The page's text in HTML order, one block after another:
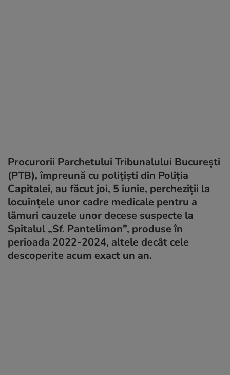
Procurorii Parchetului Tribunalului București
(PTB), împreună cu polițiști din Poliția
Capitalei, au făcut joi, 5 iunie, percheziții la
locuințele unor cadre medicale pentru a
lămuri cauzele unor decese suspecte la
Spitalul „Sf. Pantelimon”, produse în
perioada 2022-2024, altele decât cele
descoperite acum exact un an.